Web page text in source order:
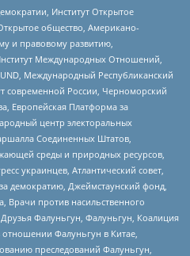
Институт Открытое
общество, Американо-
и правовому развитию,
Международных Отношений,
Международный Республиканский
современной России, Черноморский
Европейская Платформа за
центр электоральных
Соединенных Штатов,
среды и природных ресурсов,
украинцев, Атлантический совет,
демократию, Джеймстаунский фонд,
Врачи против насильственного
Фалуньгун, Фалуньгун, Коалиция
Фалуньгун в Китае,
преследований Фалуньгун,